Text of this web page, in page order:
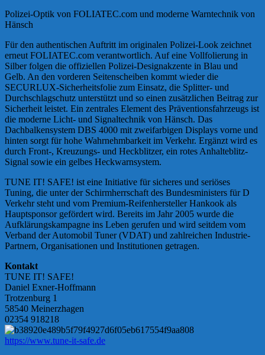
Polizei-Optik von FOLIATEC.com und moderne Warntechnik von
Hänsch
Für den authentischen Auftritt im originalen Polizei-Look zeichnet
erneut FOLIATEC.com verantwortlich. Auf eine Vollfolierung in
Silber folgen die offiziellen Polizei-Designakzente in Blau und
Gelb. An den vorderen Seitenscheiben kommt wieder die
SECURLUX-Sicherheitsfolie zum Einsatz, die Splitter- und
Durchschlagschutz unterstützt und so einen zusätzlichen Beitrag zur
Sicherheit leistet. Ein zentrales Element des Präventionsfahrzeugs ist
die moderne Licht- und Signaltechnik von Hänsch. Das
Dachbalkensystem DBS 4000 mit zweifarbigen Displays vorne und
hinten sorgt für hohe Wahrnehmbarkeit im Verkehr. Ergänzt wird es
durch Front-, Kreuzungs- und Heckblitzer, ein rotes Anhalteblitz-
Signal sowie ein gelbes Heckwarnsystem.
TUNE IT! SAFE! ist eine Initiative für sicheres und seriöses
Tuning, die unter der Schirmherrschaft des Bundesministers für D
Verkehr steht und vom Premium-Reifenhersteller Hankook als
Hauptsponsor gefördert wird. Bereits im Jahr 2005 wurde die
Aufklärungskampagne ins Leben gerufen und wird seitdem vom
Verband der Automobil Tuner (VDAT) und zahlreichen Industrie-
Partnern, Organisationen und Institutionen getragen.
Kontakt
TUNE IT! SAFE!
Daniel Exner-Hoffmann
Trotzenburg 1
58540 Meinerzhagen
02354 918218
https://www.tune-it-safe.de